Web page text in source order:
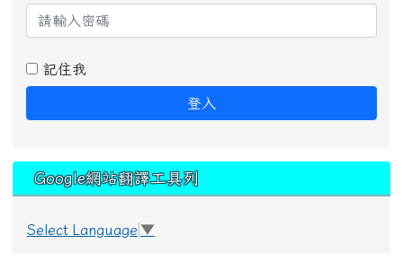
記住我
登入
Google網站翻譯工具列
Select Language ▼